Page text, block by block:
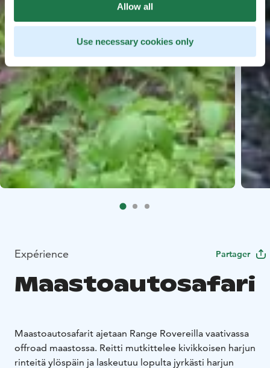
Allow all
Use necessary cookies only
Expérience Partager
Maastoautosafari
Maastoautosafarit ajetaan Range Rovereilla vaativassa
offroad maastossa. Reitti mutkittelee kivikkoisen harjun
rinteitä ylöspäin ja laskeutuu lopulta jyrkästi harjun